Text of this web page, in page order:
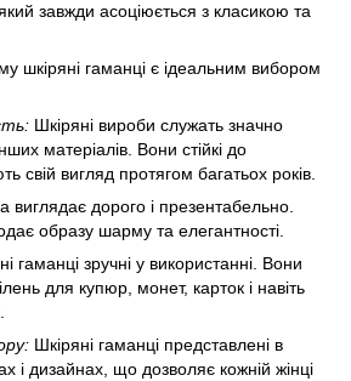
завжди асоціюється з класикою та
шкіряні гаманці є ідеальним вибором
Шкіряні вироби служать значно
матеріалів. Вони стійкі до
свій вигляд протягом багатьох років.
виглядає дорого і презентабельно.
образу шарму та елегантності.
гаманці зручні у використанні. Вони
для купюр, монет, карток і навіть
Шкіряні гаманці представлені в
і дизайнах, що дозволяє кожній жінці